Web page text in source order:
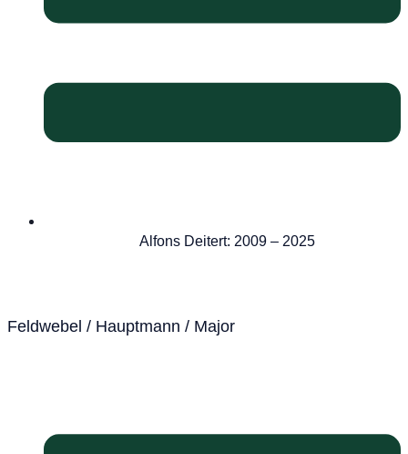
Alfons Deitert: 2009 – 2025
Feldwebel / Hauptmann / Major